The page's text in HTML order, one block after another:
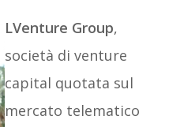
LVenture Group,
società di venture
capital quotata sul
mercato telematico